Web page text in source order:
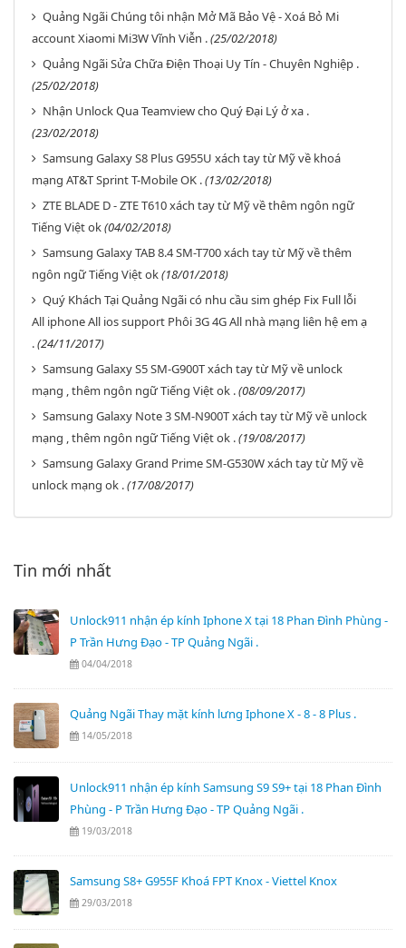
Quảng Ngãi Chúng tôi nhận Mở Mã Bảo Vệ - Xoá Bỏ Mi
account Xiaomi Mi3W Vĩnh Viễn .(25/02/2018)
Quảng Ngãi Sửa Chữa Điện Thoại Uy Tín - Chuyên Nghiệp .
(25/02/2018)
Nhận Unlock Qua Teamview cho Quý Đại Lý ở xa .
(23/02/2018)
Samsung Galaxy S8 Plus G955U xách tay từ Mỹ về khoá
mạng AT&T Sprint T-Mobile OK .(13/02/2018)
ZTE BLADE D - ZTE T610 xách tay từ Mỹ về thêm ngôn ngữ
Tiếng Việt ok(04/02/2018)
Samsung Galaxy TAB 8.4 SM-T700 xách tay từ Mỹ về thêm
ngôn ngữ Tiếng Việt ok(18/01/2018)
Quý Khách Tại Quảng Ngãi có nhu cầu sim ghép Fix Full lỗi
All iphone All ios support Phôi 3G 4G All nhà mạng liên hệ em ạ
.(24/11/2017)
Samsung Galaxy S5 SM-G900T xách tay từ Mỹ về unlock
mạng , thêm ngôn ngữ Tiếng Việt ok .(08/09/2017)
Samsung Galaxy Note 3 SM-N900T xách tay từ Mỹ về unlock
mạng , thêm ngôn ngữ Tiếng Việt ok .(19/08/2017)
Samsung Galaxy Grand Prime SM-G530W xách tay từ Mỹ về
unlock mạng ok .(17/08/2017)
Tin mới nhất
Unlock911 nhận ép kính Iphone X tại 18 Phan Đình Phùng -
P Trần Hưng Đạo - TP Quảng Ngãi .
04/04/2018
Quảng Ngãi Thay mặt kính lưng Iphone X - 8 - 8 Plus .
14/05/2018
Unlock911 nhận ép kính Samsung S9 S9+ tại 18 Phan Đình
Phùng - P Trần Hưng Đạo - TP Quảng Ngãi .
19/03/2018
Samsung S8+ G955F Khoá FPT Knox - Viettel Knox
29/03/2018